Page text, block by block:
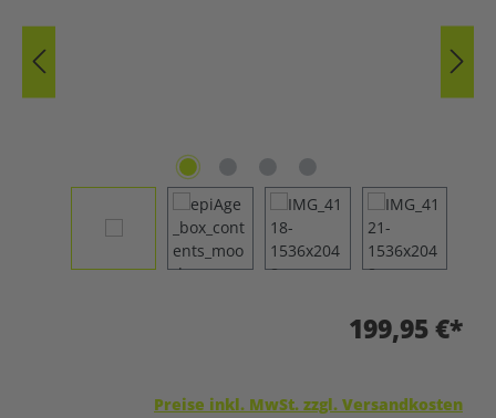
199,95 €*
Preise inkl. MwSt. zzgl. Versandkosten